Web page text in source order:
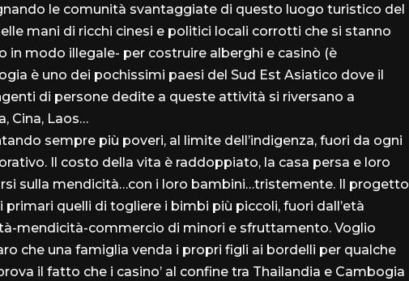
le comunità svantaggiate di questo luogo turistico del
mani di ricchi cinesi e politici locali corrotti che si stanno
in modo illegale- per costruire alberghi e casinò (è
è uno dei pochissimi paesi del Sud Est Asiatico dove il
di persone dedite a queste attività si riversano a
Cina, Laos…
sempre più poveri, al limite dell’indigenza, fuori da ogni
Il costo della vita è raddoppiato, la casa persa e loro
sulla mendicità…con i loro bambini…tristemente. Il progetto
quelli di togliere i bimbi più piccoli, fuori dall’età
mendicità-commercio di minori e sfruttamento. Voglio
che una famiglia venda i propri figli ai bordelli per qualche
il fatto che i casino’ al confine tra Thailandia e Cambogia